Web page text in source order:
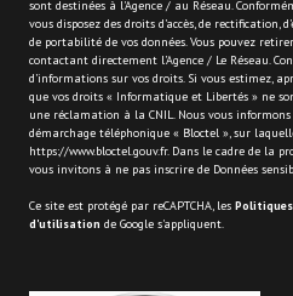
sont destinées à l'Agence / au Réseau.
vous disposez des droits d’accès, de rectification,
de portabilité de vos données. Vous pouvez
contactant directement l’Agence / Le Réseau.
d’informations sur vos droits. Si vous estimez,
que vos droits « Informatique et Libertés » ne
une réclamation à la CNIL. Nous vous
démarchage téléphonique « Bloctel », sur
https://www.bloctel.gouv.fr. Dans le cadre de la
vous invitons à ne pas inscrire de Données
Ce site est protégé par reCAPTCHA, les
d'utilisation de Google s'appliquent.